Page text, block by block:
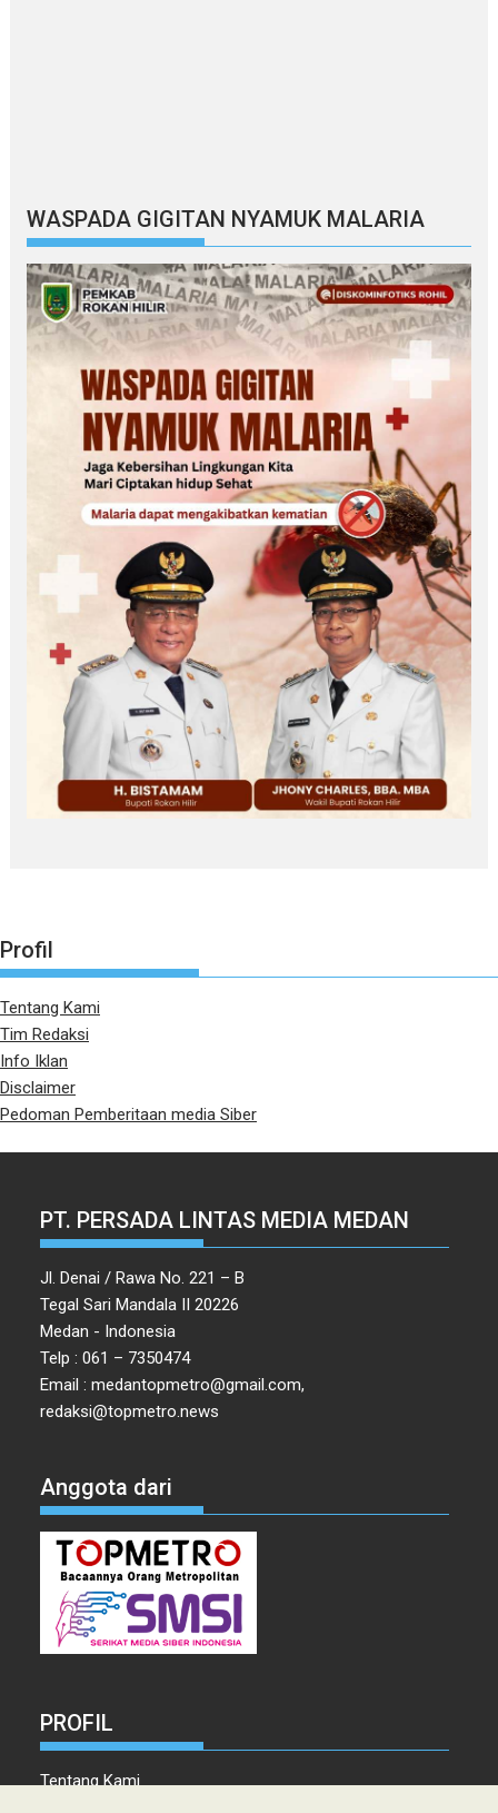
WASPADA GIGITAN NYAMUK MALARIA
Profil
Tentang Kami
Tim Redaksi
Info Iklan
Disclaimer
Pedoman Pemberitaan media Siber
PT. PERSADA LINTAS MEDIA MEDAN
Jl. Denai / Rawa No. 221 – B
Tegal Sari Mandala II 20226
Medan - Indonesia
Telp : 061 – 7350474
Email : medantopmetro@gmail.com,
redaksi@topmetro.news
Anggota dari
PROFIL
Tentang Kami